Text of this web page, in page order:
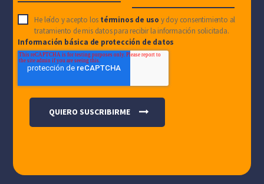
He leído y acepto los términos de uso y doy consentimiento al
tratamiento de mis datos para recibir la información solicitada.
Información básica de protección de datos